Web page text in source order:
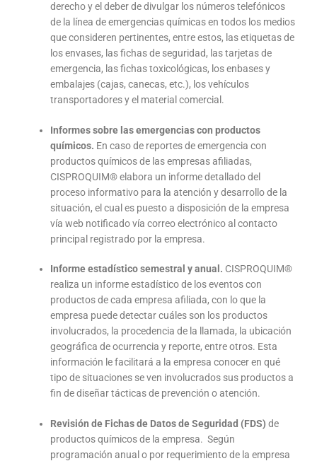
derecho y el deber de divulgar los números telefónicos
de la línea de emergencias químicas en todos los medios
que consideren pertinentes, entre estos, las etiquetas de
los envases, las fichas de seguridad, las tarjetas de
emergencia, las fichas toxicológicas, los en­bases y
embalajes (cajas, canecas, etc.), los vehículos
transportadores y el material comercial.
Informes sobre las emergencias con productos
químicos. En caso de reportes de emergencia con
productos químicos de las empresas afiliadas,
CISPROQUIM® elabora un informe detallado del
proceso informativo para la atención y desarrollo de la
situación, el cual es puesto a disposición de la empresa
vía web notificado vía correo electrónico al contacto
principal registrado por la empresa.
Informe estadístico semestral y anual. CISPROQUIM®
realiza un informe estadístico de los eventos con
productos de cada empresa afiliada, con lo que la
empresa puede detectar cuáles son los productos
involucrados, la procedencia de la llamada, la ubicación
geográfi­ca de ocurrencia y reporte, entre otros. Esta
información le facilitará a la empresa conocer en qué
tipo de situaciones se ven involucrados sus productos a
fin de diseñar tácticas de prevención o atención.
Revisión de Fichas de Datos de Seguridad (FDS) de
productos químicos de la empresa. Según
programación anual o por requerimiento de la empresa